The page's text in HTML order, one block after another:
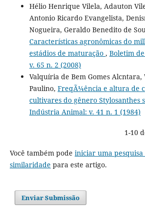
Hélio Henrique Vilela, Adauton
Antonio Ricardo Evangelista,
Nogueira, Geraldo Benedito de
Características agronômicas do
estádios de maturação , Boletim
v. 65 n. 2 (2008)
Valquíria de Bem Gomes Alcntara,
Paulino, FreqÃ¼ência e altura de
cultivares do gênero Stylosanthes
Indústria Animal: v. 41 n. 1 (1984)
1-10
Você também pode iniciar uma
similaridade para este artigo.
Enviar Submissão